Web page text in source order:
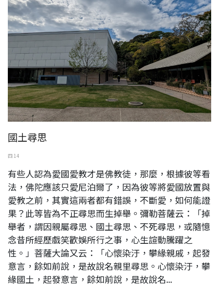
國土尋思
四 14
有些人認為愛國愛教才是佛教徒，那麼，根據彼等看
法，佛陀應該只愛尼泊爾了，因為彼等將愛國放置與
愛教之前，其實這兩者都有錯誤，不斷愛，如何能證
果？此等皆為不正尋思而生掉舉。彌勒菩薩云：「掉
舉者，謂因親屬尋思、國土尋思、不死尋思，或隨憶
念昔所經歷戲笑歡娛所行之事，心生諠動騰躍之
性。」菩薩大論又云：「心懷染汙，攀緣親戚，起發
意言，餘如前說，是故說名親里尋思。心懷染汙，攀
緣國土，起發意言，餘如前說，是故說名...